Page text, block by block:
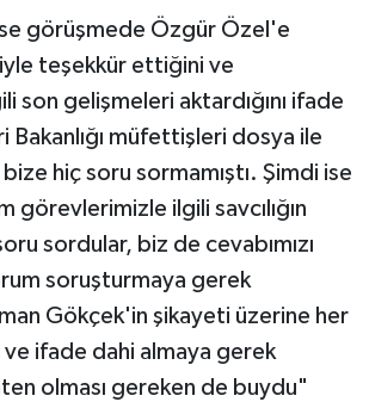
görüşmede Özgür Özel'e
teşekkür ettiğini ve
son gelişmeleri aktardığını ifade
Bakanlığı müfettişleri dosya ile
hiç soru sormamıştı. Şimdi ise
görevlerimizle ilgili savcılığın
sordular, biz de cevabımızı
soruşturmaya gerek
Gökçek'in şikayeti üzerine her
ifade dahi almaya gerek
olması gereken de buydu"